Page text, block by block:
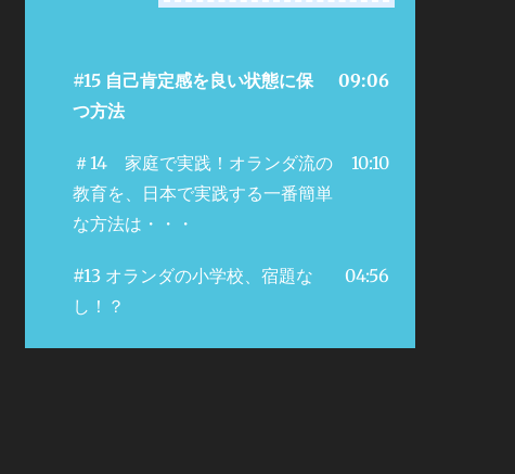
#15 自己肯定感を良い状態に保
つ方法
09:06
＃14 家庭で実践！オランダ流の
教育を、日本で実践する一番簡単
な方法は・・・
10:10
#13 オランダの小学校、宿題な
し！？
04:56